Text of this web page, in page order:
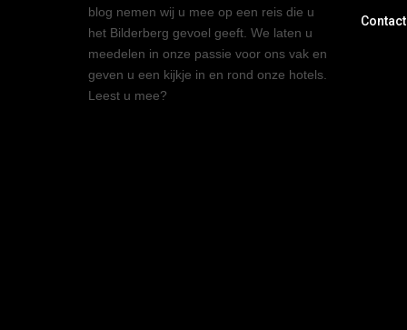
blog nemen wij u mee op een reis die u
het Bilderberg gevoel geeft. We laten u
meedelen in onze passie voor ons vak en
geven u een kijkje in en rond onze hotels.
Leest u mee?